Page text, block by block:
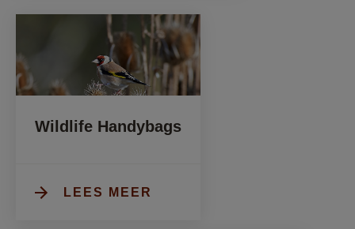
Wildlife Handybags
LEES MEER